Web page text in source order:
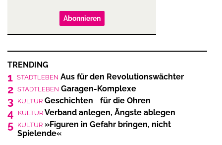
Abonnieren
TRENDING
1 STADTLEBEN Aus für den Revolutionswächter
2 STADTLEBEN Garagen-Komplexe
3 KULTUR Geschichten für die Ohren
4 KULTUR Verband anlegen, Ängste ablegen
5 KULTUR »Figuren in Gefahr bringen, nicht
Spielende«